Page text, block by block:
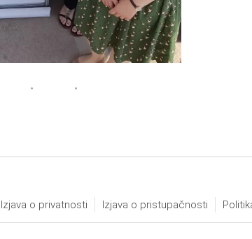
Izjava o privatnosti Izjava o pristupačnosti